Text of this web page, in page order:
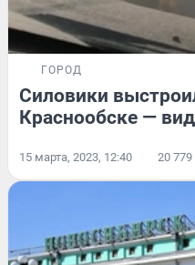
ГОРОД
Силовики
Краснообске —
15 марта, 2023, 12:40 20 779